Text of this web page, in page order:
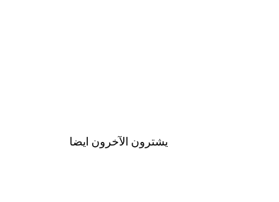
يشترون الآخرون ايضا